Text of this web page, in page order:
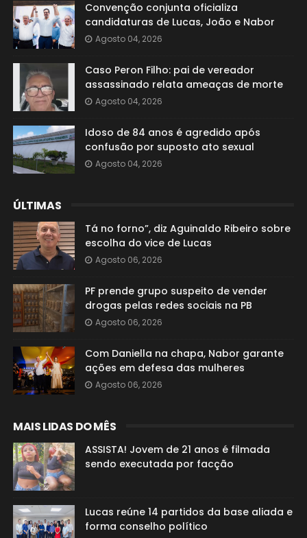
Convenção conjunta oficializa
candidaturas de Lucas, João e Nabor
Agosto 04, 2026
Caso Peron Filho: pai de vereador
assassinado relata ameaças de morte
Agosto 04, 2026
Idoso de 84 anos é agredido após
confusão por suposto ato sexual
Agosto 04, 2026
ÚLTIMAS
Tá no forno”, diz Aguinaldo Ribeiro sobre
escolha do vice de Lucas
Agosto 06, 2026
PF prende grupo suspeito de vender
drogas pelas redes sociais na PB
Agosto 06, 2026
Com Daniella na chapa, Nabor garante
ações em defesa das mulheres
Agosto 06, 2026
MAIS LIDAS DO MÊS
ASSISTA! Jovem de 21 anos é filmada
sendo executada por facção
Lucas reúne 14 partidos da base aliada e
forma conselho político